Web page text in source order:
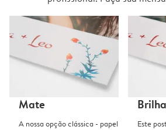
Mate
A nossa opção clássica - papel
Este